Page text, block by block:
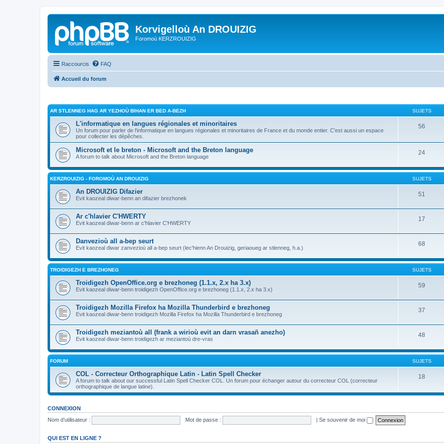
Korvigelloù An DROUIZIG
Foromoù KERZROUIZIG
Raccourcis FAQ
Accueil du forum
AR STLENNEG HAG AR YEZHOÙ BIHAN ER BED A-BEZH SUJETS
L'informatique en langues régionales et minoritaires
Un forum pour parler de l'informatique en langues régionales et minoritaires de France et du monde entier. C'est aussi un espace
pour collecter les dépêches.
56
Microsoft et le breton - Microsoft and the Breton language
A forum to talk about Microsoft and the Breton language
24
KERZROUIZIG - FOROMOÙ AN DROUIZIG SUJETS
An DROUIZIG Difazier
Evit kaozeal diwar-benn an difazier brezhonek
51
Ar c'hlavier C'HWERTY
Evit kaozeal diwar-benn ar c'hlavier C'HWERTY
17
Danvezioù all a-bep seurt
Evit kaozeal diwar zanvezioù all a-bep seurt (lec'hienn An Drouizig, geriaoueg ar stlenneg, h.a.)
68
TROIDIGEZH E BREZHONEG SUJETS
Troidigezh OpenOffice.org e brezhoneg (1.1.x, 2.x ha 3.x)
Evit kaozeal diwar-benn troidigezh OpenOffice.org e brezhoneg (1.1.x, 2.x ha 3.x)
59
Troidigezh Mozilla Firefox ha Mozilla Thunderbird e brezhoneg
Evit kaozeal diwar-benn troidigezh Mozilla Firefox ha Mozilla Thunderbird e brezhoneg
37
Troidigezh meziantoù all (frank a wirioù evit an darn vrasañ anezho)
Evit kaozeal diwar-benn troidigezh ar meziantoù dre-vras
48
FORUM SUJETS
COL - Correcteur Orthographique Latin - Latin Spell Checker
A forum to talk about our successful Latin Spell Checker COL. Un forum pour échanger autour du correcteur COL (correcteur
orthographique de langue latine).
18
CONNEXION
Nom d’utilisateur :
Mot de passe : | Se souvenir de moi
QUI EST EN LIGNE ?